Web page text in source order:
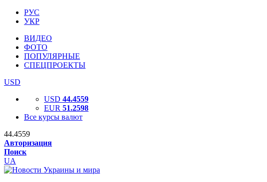
РУС
УКР
ВИДЕО
ФОТО
ПОПУЛЯРНЫЕ
СПЕЦПРОЕКТЫ
USD
USD 44.4559
EUR 51.2598
Все курсы валют
44.4559
Авторизация
Поиск
UA